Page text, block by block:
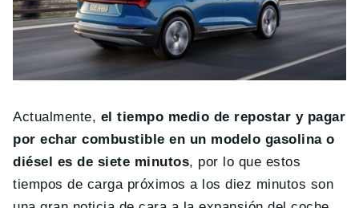
Actualmente, el tiempo medio de repostar y pagar
por echar combustible en un modelo gasolina o
diésel es de siete minutos, por lo que estos
tiempos de carga próximos a los diez minutos son